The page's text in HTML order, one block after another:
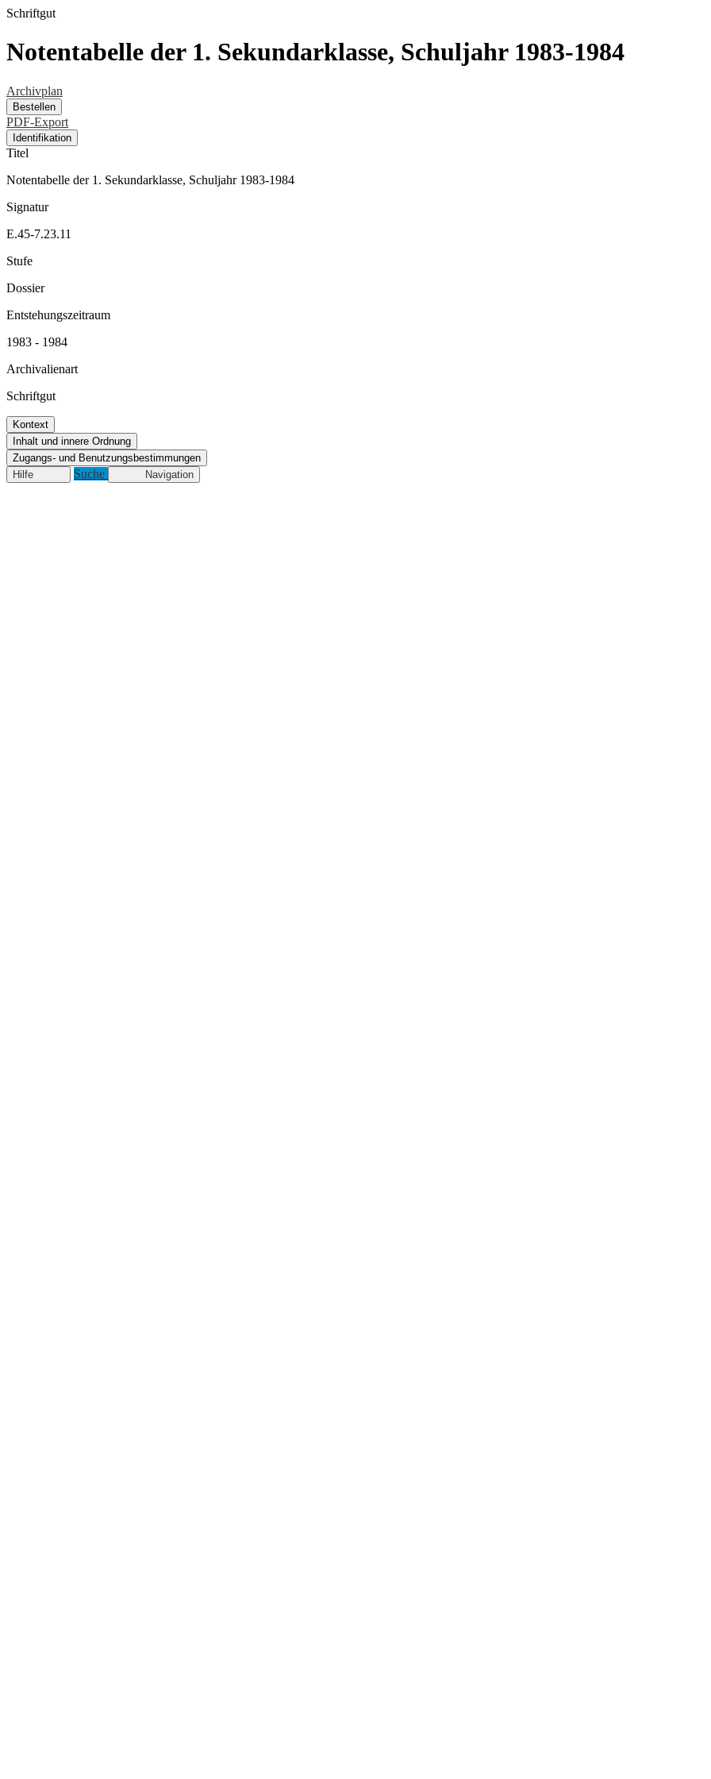
Schriftgut
Notentabelle der 1. Sekundarklasse, Schuljahr 1983-1984
Archivplan
Bestellen
PDF-Export
Identifikation
Titel
Notentabelle der 1. Sekundarklasse, Schuljahr 1983-1984
Signatur
E.45-7.23.11
Stufe
Dossier
Entstehungszeitraum
1983 - 1984
Archivalienart
Schriftgut
Kontext
Inhalt und innere Ordnung
Zugangs- und Benutzungsbestimmungen
Hilfe
Suche Navigation